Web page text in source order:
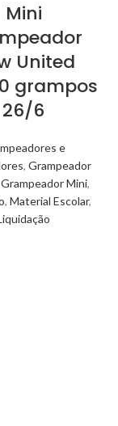
Mini
United
grampos
26/6
e
, Grampeador
Grampeador Mini,
, Material Escolar,